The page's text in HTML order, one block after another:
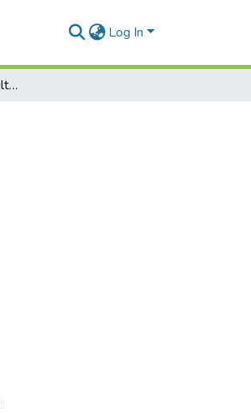
Log In
Izgulējumu profilakse insulta pacientiem